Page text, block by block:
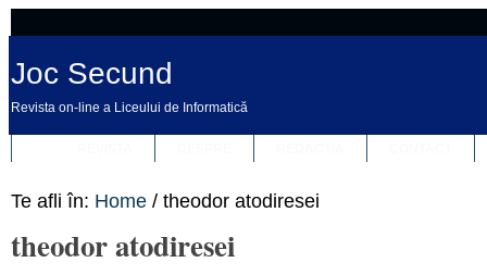
Joc Secund
Revista on-line a Liceului de Informatică
Te afli în: Home / theodor atodiresei
theodor atodiresei